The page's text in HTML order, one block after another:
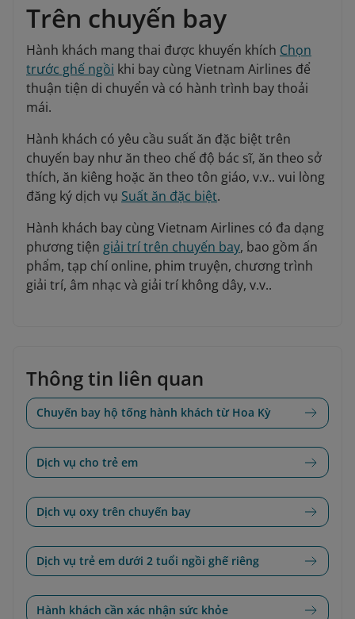
Trên chuyến bay
Hành khách mang thai được khuyến khích Chọn
trước ghế ngồi khi bay cùng Vietnam Airlines để
thuận tiện di chuyển và có hành trình bay thoải
mái.
Hành khách có yêu cầu suất ăn đặc biệt trên
chuyến bay như ăn theo chế độ bác sĩ, ăn theo sở
thích, ăn kiêng hoặc ăn theo tôn giáo, v.v.. vui lòng
đăng ký dịch vụ Suất ăn đặc biệt.
Hành khách bay cùng Vietnam Airlines có đa dạng
phương tiện giải trí trên chuyến bay, bao gồm ấn
phẩm, tạp chí online, phim truyện, chương trình
giải trí, âm nhạc và giải trí không dây, v.v..
Thông tin liên quan
Chuyến bay hộ tống hành khách từ Hoa Kỳ
Dịch vụ cho trẻ em
Dịch vụ oxy trên chuyến bay
Dịch vụ trẻ em dưới 2 tuổi ngồi ghế riêng
Hành khách cần xác nhận sức khỏe